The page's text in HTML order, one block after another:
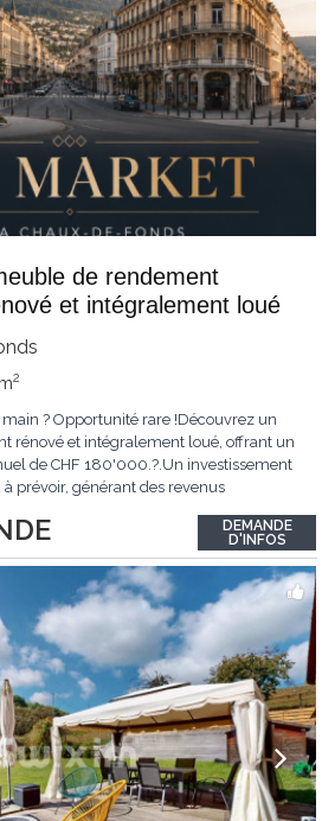
de rendement
et intégralement loué
2
? Opportunité rare !Découvrez un
rénové et intégralement loué, offrant un
de CHF 180'000.?.Un investissement
prévoir, générant des revenus
le dossier.
DEMANDE
D'INFOS